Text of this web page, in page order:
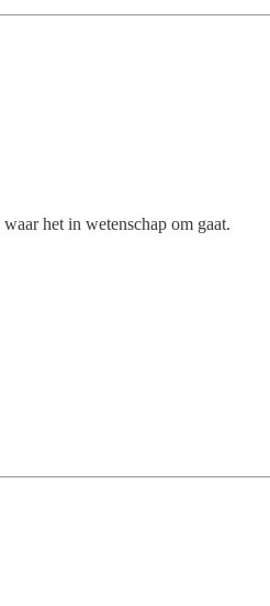
het in wetenschap om gaat.